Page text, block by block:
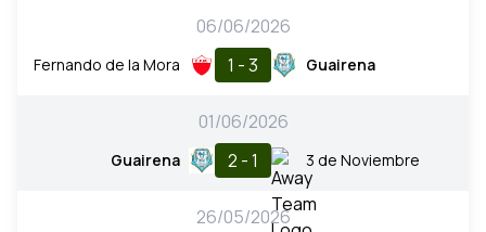
06/06/2026
Fernando de la Mora 1 - 3 Guairena
01/06/2026
Guairena 2 - 1 3 de Noviembre
26/05/2026